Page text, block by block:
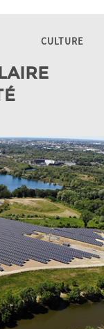
CULTURE